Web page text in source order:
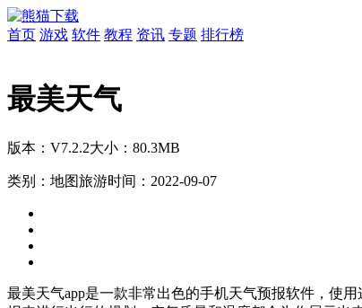
首页 游戏 软件 教程 资讯 专题 排行榜
最美天气
版本：V7.2.2大小：80.3MB
类别：地图旅游时间：2022-09-07
最美天气app是一款非常出色的手机天气预报软件，使